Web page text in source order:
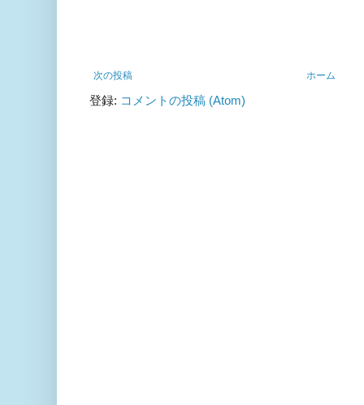
次の投稿 ホーム
登録: コメントの投稿 (Atom)